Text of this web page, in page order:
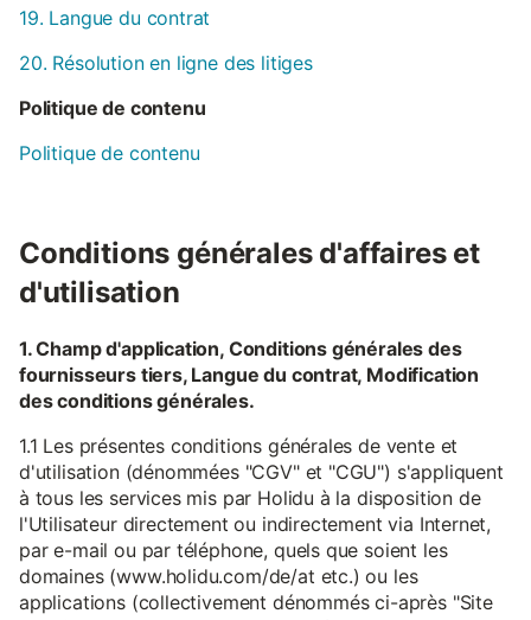
19. Langue du contrat
20. Résolution en ligne des litiges
Politique de contenu
Politique de contenu
Conditions générales d'affaires et
d'utilisation
1. Champ d'application, Conditions générales des
fournisseurs tiers, Langue du contrat, Modification
des conditions générales.
1.1 Les présentes conditions générales de vente et
d'utilisation (dénommées "CGV" et "CGU") s'appliquent
à tous les services mis par Holidu à la disposition de
l'Utilisateur directement ou indirectement via Internet,
par e-mail ou par téléphone, quels que soient les
domaines (www.holidu.com/de/at etc.) ou les
applications (collectivement dénommés ci-après "Site